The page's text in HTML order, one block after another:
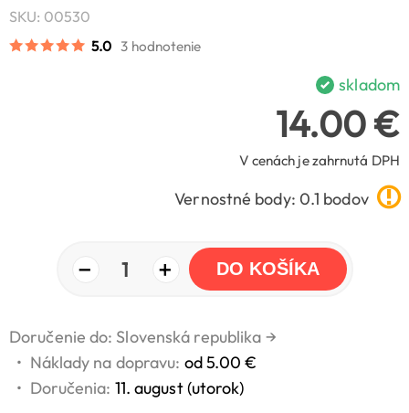
SKU: 00530
5.0 3 hodnotenie
skladom
14.00 €
V cenách je zahrnutá DPH
Vernostné body: 0.1 bodov
− 1 + DO KOŠÍKA
Doručenie do: Slovenská republika →
• Náklady na dopravu: od 5.00 €
• Doručenia: 11. august (utorok)